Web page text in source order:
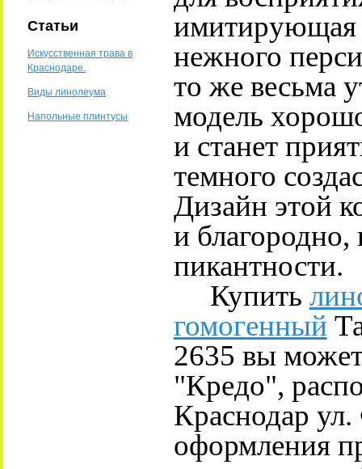
Статьи
Искусственная трава в
Краснодаре.
Виды линолеума
Напольные плинтусы
имитирующая
нежного
то же весьма
модель
и станет
темного
Дизайн этой
и благородно,
пикантности.
Купить
гомогенный
2635 вы
"Кредо",
Краснодар
оформления